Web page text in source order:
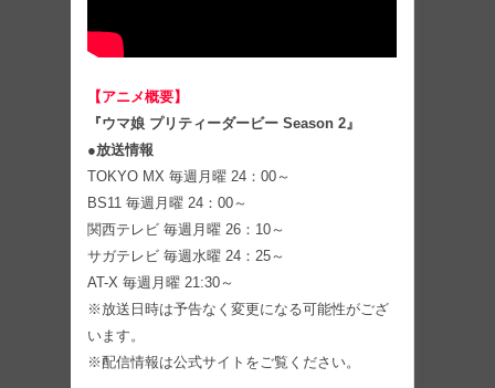
【アニメ概要】
『ウマ娘 プリティーダービー Season 2』
●放送情報
TOKYO MX 毎週月曜 24：00～
BS11 毎週月曜 24：00～
関西テレビ 毎週月曜 26：10～
サガテレビ 毎週水曜 24：25～
AT-X 毎週月曜 21:30～
※放送日時は予告なく変更になる可能性がござ
います。
※配信情報は公式サイトをご覧ください。